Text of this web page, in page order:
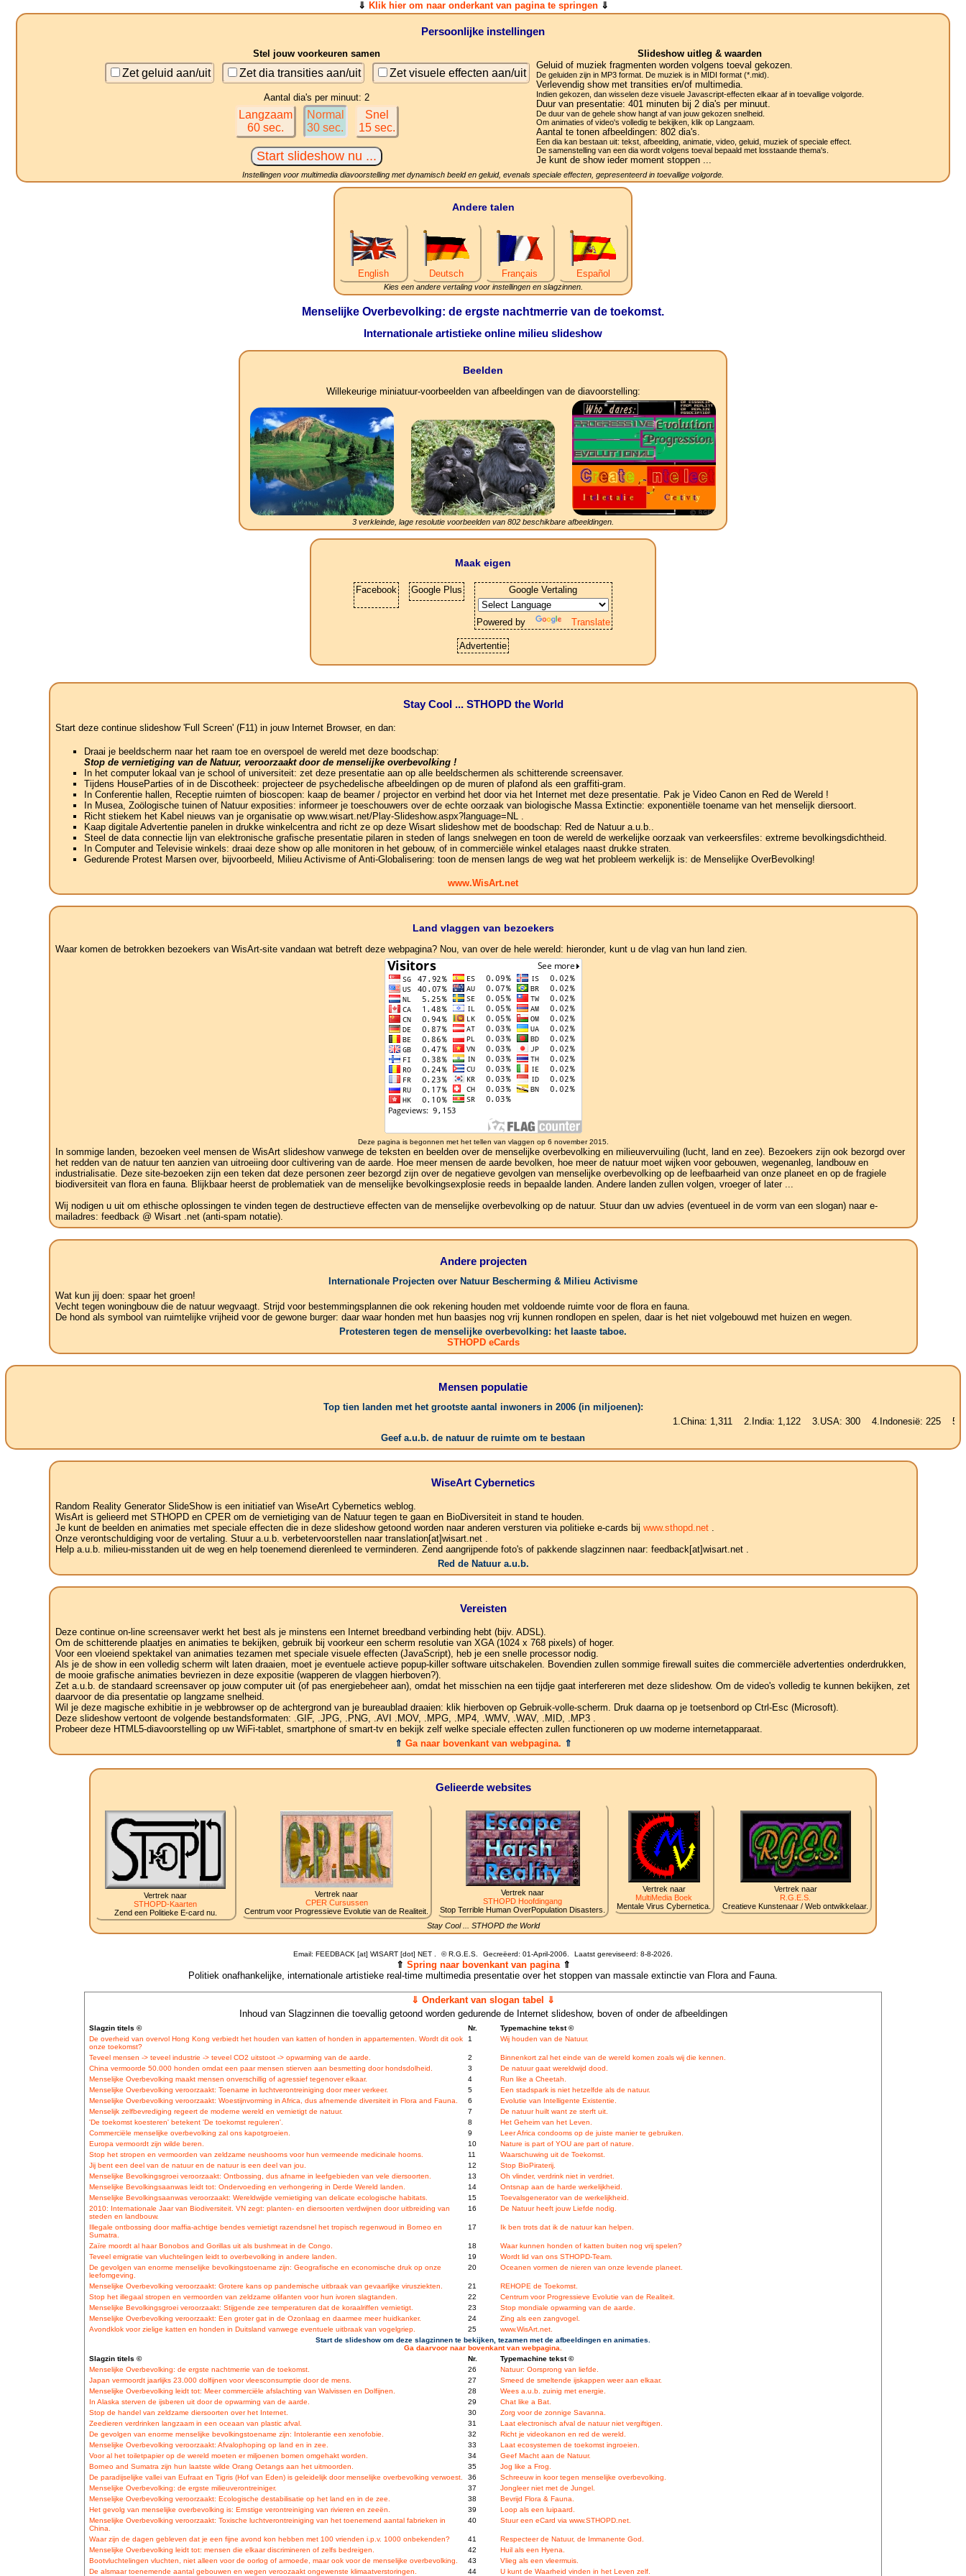
⇓ Klik hier om naar onderkant van pagina te springen⇓
Persoonlijke instellingen
Stel jouw voorkeuren samen
Zet geluid aan/uit Zet dia transities aan/uit Zet visuele effecten aan/uit
Aantal dia's per minuut: 2
Langzaam
60 sec.
Normal
30 sec.
Snel
15 sec.
Slideshow uitleg & waarden
Geluid of muziek fragmenten worden volgens toeval gekozen.
De geluiden zijn in MP3 format. De muziek is in MIDI format (*.mid).
Verlevendig show met transities en/of multimedia.
Indien gekozen, dan wisselen deze visuele Javascript-effecten elkaar af in toevallige volgorde.
Duur van presentatie: 401 minuten bij 2 dia's per minuut.
De duur van de gehele show hangt af van jouw gekozen snelheid.
Om animaties of video's volledig te bekijken, klik op Langzaam.
Aantal te tonen afbeeldingen: 802dia's.
Een dia kan bestaan uit: tekst, afbeelding, animatie, video, geluid, muziek of speciale effect.
De samenstelling van een dia wordt volgens toeval bepaald met losstaande thema's.
Je kunt de show ieder moment stoppen ...
Instellingen voor multimedia diavoorstelling met dynamisch beeld en geluid, evenals speciale effecten, gepresenteerd in toevallige volgorde.
Andere talen
English Deutsch Français Español
Kies een andere vertaling voor instellingen en slagzinnen.
Menselijke Overbevolking: de ergste nachtmerrie van de toekomst.
Internationale artistieke online milieu slideshow
Beelden
Willekeurige miniatuur-voorbeelden van afbeeldingen van de diavoorstelling:
3 verkleinde, lage resolutie voorbeelden van 802 beschikbare afbeeldingen.
Maak eigen
Facebook Google Plus Google Vertaling
Powered by Translate
Advertentie
Stay Cool ... STHOPD the World
Start deze continue slideshow 'Full Screen' (F11) in jouw Internet Browser, en dan:
Draai je beeldscherm naar het raam toe en overspoel de wereld met deze boodschap:
Stop de vernietiging van de Natuur, veroorzaakt door de menselijke overbevolking !
In het computer lokaal van je school of universiteit: zet deze presentatie aan op alle beeldschermen als schitterende screensaver.
Tijdens HouseParties of in de Discotheek: projecteer de psychedelische afbeeldingen op de muren of plafond als een graffiti-gram.
In Conferentie hallen, Receptie ruimten of bioscopen: kaap de beamer / projector en verbind het door via het Internet met deze presentatie. Pak je Video Canon en Red de Wereld !
In Musea, Zoölogische tuinen of Natuur exposities: informeer je toeschouwers over de echte oorzaak van biologische Massa Extinctie: exponentiële toename van het menselijk diersoort.
Richt stiekem het Kabel nieuws van je organisatie op www.wisart.net/Play-Slideshow.aspx?language=NL .
Kaap digitale Advertentie panelen in drukke winkelcentra and richt ze op deze Wisart slideshow met de boodschap: Red de Natuur a.u.b..
Steel de data connectie lijn van elektronische grafische presentatie pilaren in steden of langs snelwegen en toon de wereld de werkelijke oorzaak van verkeersfiles: extreme bevolkingsdichtheid.
In Computer and Televisie winkels: draai deze show op alle monitoren in het gebouw, of in commerciële winkel etalages naast drukke straten.
Gedurende Protest Marsen over, bijvoorbeeld, Milieu Activisme of Anti-Globalisering: toon de mensen langs de weg wat het probleem werkelijk is: de Menselijke OverBevolking!
www.WisArt.net
Land vlaggen van bezoekers
Waar komen de betrokken bezoekers van WisArt-site vandaan wat betreft deze webpagina? Nou, van over de hele wereld: hieronder, kunt u de vlag van hun land zien.
Deze pagina is begonnen met het tellen van vlaggen op 6 november 2015.
In sommige landen, bezoeken veel mensen de WisArt slideshow vanwege de teksten en beelden over de menselijke overbevolking en milieuvervuiling (lucht, land en zee). Bezoekers zijn ook bezorgd over
het redden van de natuur ten aanzien van uitroeiing door cultivering van de aarde. Hoe meer mensen de aarde bevolken, hoe meer de natuur moet wijken voor gebouwen, wegenanleg, landbouw en
industrialisatie. Deze site-bezoeken zijn een teken dat deze personen zeer bezorgd zijn over de negatieve gevolgen van menselijke overbevolking op de leefbaarheid van onze planeet en op de fragiele
biodiversiteit van flora en fauna. Blijkbaar heerst de problematiek van de menselijke bevolkingsexplosie reeds in bepaalde landen. Andere landen zullen volgen, vroeger of later ...
Wij nodigen u uit om ethische oplossingen te vinden tegen de destructieve effecten van de menselijke overbevolking op de natuur. Stuur dan uw advies (eventueel in de vorm van een slogan) naar e-
mailadres: feedback @ Wisart .net (anti-spam notatie).
Andere projecten
Internationale Projecten over Natuur Bescherming & Milieu Activisme
Wat kun jij doen: spaar het groen!
Vecht tegen woningbouw die de natuur wegvaagt. Strijd voor bestemmingsplannen die ook rekening houden met voldoende ruimte voor de flora en fauna.
De hond als symbool van ruimtelijke vrijheid voor de gewone burger: daar waar honden met hun baasjes nog vrij kunnen rondlopen en spelen, daar is het niet volgebouwd met huizen en wegen.
Protesteren tegen de menselijke overbevolking: het laaste taboe.
STHOPD eCards
Mensen populatie
Top tien landen met het grootste aantal inwoners in 2006 (in miljoenen):
1.China: 1,311 2.India: 1,122 3.USA: 300 4.Indonesië: 225 5.Brazilië:
Geef a.u.b. de natuur de ruimte om te bestaan
WiseArt Cybernetics
Random Reality Generator SlideShow is een initiatief van WiseArt Cybernetics weblog.
WisArt is gelieerd met STHOPD en CPER om de vernietiging van de Natuur tegen te gaan en BioDiversiteit in stand te houden.
Je kunt de beelden en animaties met speciale effecten die in deze slideshow getoond worden naar anderen versturen via politieke e-cards bij www.sthopd.net.
Onze verontschuldiging voor de vertaling. Stuur a.u.b. verbetervoorstellen naar translation[at]wisart.net .
Help a.u.b. milieu-misstanden uit de weg en help toenemend dierenleed te verminderen. Zend aangrijpende foto's of pakkende slagzinnen naar: feedback[at]wisart.net .
Red de Natuur a.u.b.
Vereisten
Deze continue on-line screensaver werkt het best als je minstens een Internet breedband verbinding hebt (bijv. ADSL).
Om de schitterende plaatjes en animaties te bekijken, gebruik bij voorkeur een scherm resolutie van XGA (1024 x 768 pixels) of hoger.
Voor een vloeiend spektakel van animaties tezamen met speciale visuele effecten (JavaScript), heb je een snelle processor nodig.
Als je de show in een volledig scherm wilt laten draaien, moet je eventuele actieve popup-killer software uitschakelen. Bovendien zullen sommige firewall suites die commerciële advertenties onderdrukken,
de mooie grafische animaties bevriezen in deze expositie (wapperen de vlaggen hierboven?).
Zet a.u.b. de standaard screensaver op jouw computer uit (of pas energiebeheer aan), omdat het misschien na een tijdje gaat interfereren met deze slideshow. Om de video's volledig te kunnen bekijken, zet
daarvoor de dia presentatie op langzame snelheid.
Wil je deze magische exhibitie in je webbrowser op de achtergrond van je bureaublad draaien: klik hierboven op Gebruik-volle-scherm. Druk daarna op je toetsenbord op Ctrl-Esc (Microsoft).
Deze slideshow vertoont de volgende bestandsformaten: .GIF, .JPG, .PNG, .AVI .MOV, .MPG, .MP4, .WMV, .WAV, .MID, .MP3 .
Probeer deze HTML5-diavoorstelling op uw WiFi-tablet, smartphone of smart-tv en bekijk zelf welke speciale effecten zullen functioneren op uw moderne internetapparaat.
⇑ Ga naar bovenkant van webpagina. ⇑
Gelieerde websites
Vertrek naar
STHOPD-Kaarten
Zend een Politieke E-card nu.
Vertrek naar
CPER Cursussen
Centrum voor Progressieve Evolutie van de Realiteit.
Vertrek naar
STHOPD Hoofdingang
Stop Terrible Human OverPopulation Disasters.
Vertrek naar
MultiMedia Boek
Mentale Virus Cybernetica.
Vertrek naar
R.G.E.S.
Creatieve Kunstenaar / Web ontwikkelaar.
Stay Cool ... STHOPD the World
Email: FEEDBACK [at] WISART [dot] NET . ©R.G.E.S. Gecreëerd: 01-April-2006. Laatst gereviseerd: 8-8-2026.
⇑ Spring naar bovenkant van pagina⇑
Politiek onafhankelijke, internationale artistieke real-time multimedia presentatie over het stoppen van massale extinctie van Flora and Fauna.
⇓ Onderkant van slogan tabel ⇓
Inhoud van Slagzinnen die toevallig getoond worden gedurende de Internet slideshow, boven of onder de afbeeldingen
Slagzin titels © Nr.
Typemachine tekst ©
De overheid van overvol Hong Kong verbiedt het houden van katten of honden in appartementen. Wordt dit ook
onze toekomst?
1 Wij houden van de Natuur.
Teveel mensen -> teveel industrie -> teveel CO2 uitstoot -> opwarming van de aarde. 2
Binnenkort zal het einde van de wereld komen zoals wij die kennen.
China vermoorde 50.000 honden omdat een paar mensen stierven aan besmetting door hondsdolheid.
3
De natuur gaat wereldwijd dood.
Menselijke Overbevolking maakt mensen onverschillig of agressief tegenover elkaar.
4
Run like a Cheetah.
Menselijke Overbevolking veroorzaakt: Toename in luchtverontreiniging door meer verkeer.
5
Een stadspark is niet hetzelfde als de natuur.
Menselijke Overbevolking veroorzaakt: Woestijnvorming in Africa, dus afnemende diversiteit in Flora and Fauna.
6
Evolutie van Intelligente Existentie.
Menselijk zelfbevrediging regeert de moderne wereld en vernietigt de natuur.
7
De natuur huilt want ze sterft uit.
'De toekomst koesteren' betekent 'De toekomst reguleren'.
8
Het Geheim van het Leven.
Commerciële menselijke overbevolking zal ons kapotgroeien.
9
Leer Africa condooms op de juiste manier te gebruiken.
Europa vermoordt zijn wilde beren.
10
Nature is part of YOU are part of nature.
Stop het stropen en vermoorden van zeldzame neushoorns voor hun vermeende medicinale hoorns.
11
Waarschuwing uit de Toekomst.
Jij bent een deel van de natuur en de natuur is een deel van jou.
12
Stop BioPiraterij.
Menselijke Bevolkingsgroei veroorzaakt: Ontbossing, dus afname in leefgebieden van vele diersoorten.
13
Oh vlinder, verdrink niet in verdriet.
Menselijke Bevolkingsaanwas leidt tot: Ondervoeding en verhongering in Derde Wereld landen.
14
Ontsnap aan de harde werkelijkheid.
Menselijke Bevolkingsaanwas veroorzaakt: Wereldwijde vernietiging van delicate ecologische habitats.
15
Toevalsgenerator van de werkelijkheid.
2010: Internationale Jaar van Biodiversiteit. VN zegt: planten- en diersoorten verdwijnen door uitbreiding van
steden en landbouw.
16 De Natuur heeft jouw Liefde nodig.
Illegale ontbossing door maffia-achtige bendes vernietigt razendsnel het tropisch regenwoud in Borneo en
Sumatra.
17 Ik ben trots dat ik de natuur kan helpen.
Zaïre moordt al haar Bonobos and Gorillas uit als bushmeat in de Congo. 18
Waar kunnen honden of katten buiten nog vrij spelen?
Teveel emigratie van vluchtelingen leidt to overbevolking in andere landen.
19
Wordt lid van ons STHOPD-Team.
De gevolgen van enorme menselijke bevolkingstoename zijn: Geografische en economische druk op onze
leefomgeving.
20 Oceanen vormen de nieren van onze levende planeet.
Menselijke Overbevolking veroorzaakt: Grotere kans op pandemische uitbraak van gevaarlijke virusziekten. 21
REHOPE de Toekomst.
Stop het illegaal stropen en vermoorden van zeldzame olifanten voor hun ivoren slagtanden.
22
Centrum voor Progressieve Evolutie van de Realiteit.
Menselijke Bevolkingsgroei veroorzaakt: Stijgende zee temperaturen dat de koraalriffen vernietigt.
23
Stop mondiale opwarming van de aarde.
Menselijke Overbevolking veroorzaakt: Een groter gat in de Ozonlaag en daarmee meer huidkanker.
24
Zing als een zangvogel.
Avondklok voor zielige katten en honden in Duitsland vanwege eventuele uitbraak van vogelgriep.
25
www.WisArt.net.
Start de slideshow om deze slagzinnen te bekijken, tezamen met de afbeeldingen en animaties.
Ga daarvoor naar bovenkant van webpagina.
Slagzin titels ©
Nr.
Typemachine tekst ©
Menselijke Overbevolking: de ergste nachtmerrie van de toekomst.
26
Natuur: Oorsprong van liefde.
Japan vermoordt jaarlijks 23.000 dolfijnen voor vleesconsumptie door de mens.
27
Smeed de smeltende ijskappen weer aan elkaar.
Menselijke Overbevolking leidt tot: Meer commerciële afslachting van Walvissen en Dolfijnen.
28
Wees a.u.b. zuinig met energie.
In Alaska sterven de ijsberen uit door de opwarming van de aarde.
29
Chat like a Bat.
Stop de handel van zeldzame diersoorten over het Internet.
30
Zorg voor de zonnige Savanna.
Zeedieren verdrinken langzaam in een oceaan van plastic afval.
31
Laat electronisch afval de natuur niet vergiftigen.
De gevolgen van enorme menselijke bevolkingstoename zijn: Intolerantie een xenofobie.
32
Richt je videokanon en red de wereld.
Menselijke Overbevolking veroorzaakt: Afvalophoping op land en in zee.
33
Laat ecosystemen de toekomst ingroeien.
Voor al het toiletpapier op de wereld moeten er miljoenen bomen omgehakt worden.
34
Geef Macht aan de Natuur.
Borneo and Sumatra zijn hun laatste wilde Orang Oetangs aan het uitmoorden.
35
Jog like a Frog.
De paradijselijke vallei van Eufraat en Tigris (Hof van Eden) is geleidelijk door menselijke overbevolking verwoest.
36
Schreeuw in koor tegen menselijke overbevolking.
Menselijke Overbevolking: de ergste milieuverontreiniger.
37
Jongleer niet met de Jungel.
Menselijke Overbevolking veroorzaakt: Ecologische destabilisatie op het land en in de zee.
38
Bevrijd Flora & Fauna.
Het gevolg van menselijke overbevolking is: Ernstige verontreiniging van rivieren en zeeën.
39
Loop als een luipaard.
Menselijke Overbevolking veroorzaakt: Toxische luchtverontreiniging van het toenemend aantal fabrieken in
China.
40 Stuur een eCard via www.STHOPD.net.
Waar zijn de dagen gebleven dat je een fijne avond kon hebben met 100 vrienden i.p.v. 1000 onbekenden? 41
Respecteer de Natuur, de Immanente God.
Menselijke Overbevolking leidt tot: mensen die elkaar discrimineren of zelfs bedreigen.
42
Huil als een Hyena.
Bootvluchtelingen vluchten, niet alleen voor de oorlog of armoede, maar ook voor de menselijke overbevolking.
43
Vlieg als een vleermuis.
De alsmaar toenemende aantal gebouwen en wegen veroozaakt ongewenste klimaatverstoringen.
44 U kunt de Waarheid vinden in het Leven zelf.